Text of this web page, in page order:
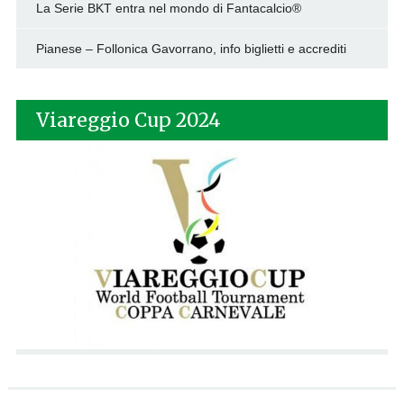
La Serie BKT entra nel mondo di Fantacalcio®
Pianese – Follonica Gavorrano, info biglietti e accrediti
Viareggio Cup 2024